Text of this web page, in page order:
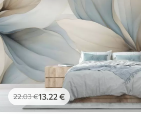
22.03€13 .22 €